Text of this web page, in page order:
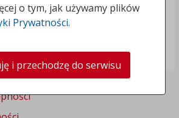
o tym, jak używamy plików
Prywatności.
i przechodzę do serwisu